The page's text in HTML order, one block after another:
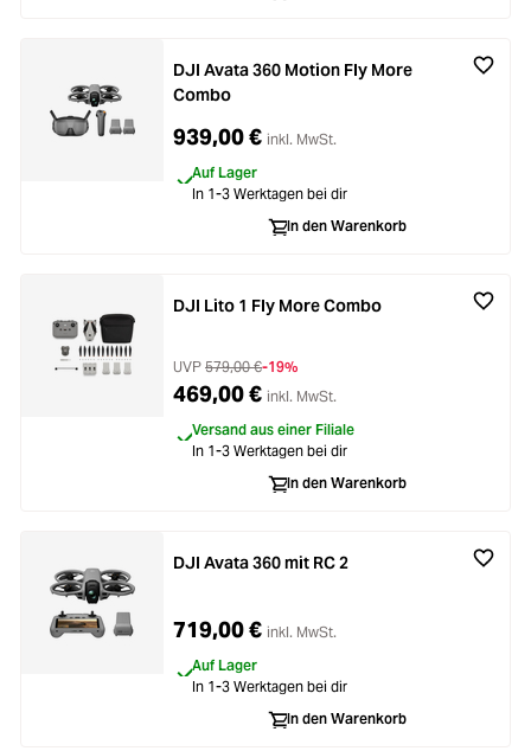
DJI Avata 360 Motion Fly More
Combo
939,00 € inkl. MwSt.
Auf Lager
In 1-3 Werktagen bei dir
In den Warenkorb
DJI Lito 1 Fly More Combo
UVP 579,00 €-19%
469,00 € inkl. MwSt.
Versand aus einer Filiale
In 1-3 Werktagen bei dir
In den Warenkorb
DJI Avata 360 mit RC 2
719,00 € inkl. MwSt.
Auf Lager
In 1-3 Werktagen bei dir
In den Warenkorb